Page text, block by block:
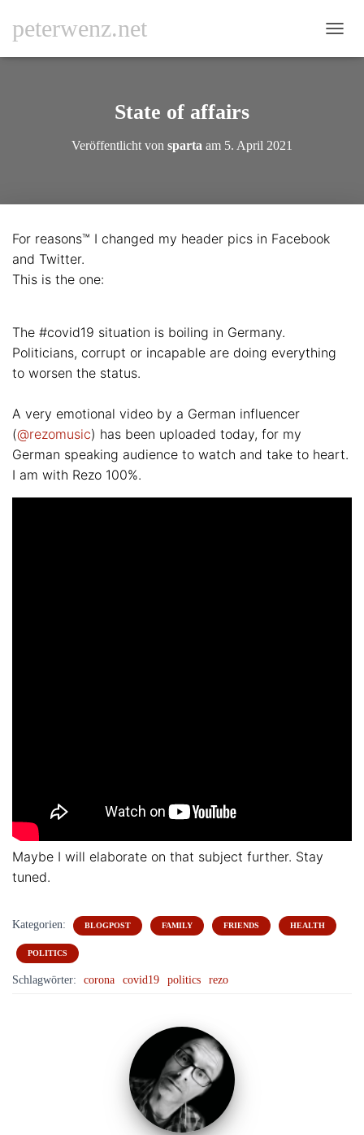
peterwenz.net
A
State of affairs
Veröffentlicht von sparta am 5. April 2021
For reasons™ I changed my header pics in Facebook
and Twitter.
This is the one:
The #covid19 situation is boiling in Germany.
Politicians, corrupt or incapable are doing everything
to worsen the status.
A very emotional video by a German influencer
(@rezomusic) has been uploaded today, for my
German speaking audience to watch and take to heart.
I am with Rezo 100%.
Maybe I will elaborate on that subject further. Stay
tuned.
Kategorien: BLOGPOST FAMILY FRIENDS HEALTH
POLITICS
Schlagwörter: corona covid19 politics rezo